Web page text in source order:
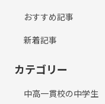
おすすめ記事
新着記事
カテゴリー
中高一貫校の中学生